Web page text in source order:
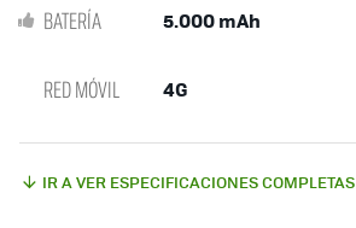
BATERÍA 5.000 mAh
RED MÓVIL 4G
IR A VER ESPECIFICACIONES COMPLETAS